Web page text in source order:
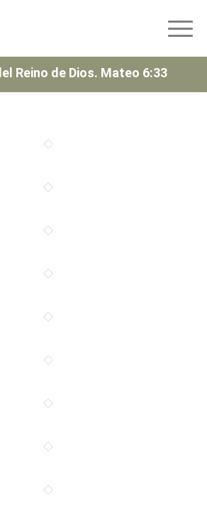
Reino de Dios. Mateo 6:33